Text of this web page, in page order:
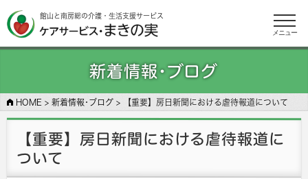
館山と南房総の介護・生活支援サービス
メニュー
新着情報･ブログ
HOME > 新着情報･ブログ > 【重要】房日新聞における虐待報道について
【重要】房日新聞における虐待報道に
ついて